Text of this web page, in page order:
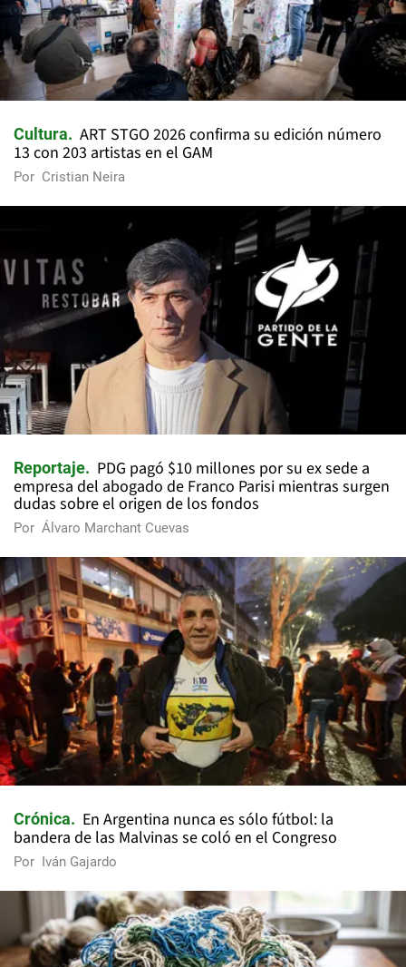
Cultura
ART STGO 2026 confirma su edición número
13 con 203 artistas en el GAM
Por Cristian Neira
Reportaje
PDG pagó $10 millones por su ex sede a
empresa del abogado de Franco Parisi mientras surgen
dudas sobre el origen de los fondos
Por Álvaro Marchant Cuevas
Crónica
En Argentina nunca es sólo fútbol: la
bandera de las Malvinas se coló en el Congreso
Por Iván Gajardo